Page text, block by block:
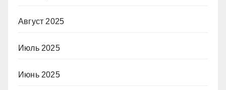
Август 2025
Июль 2025
Июнь 2025